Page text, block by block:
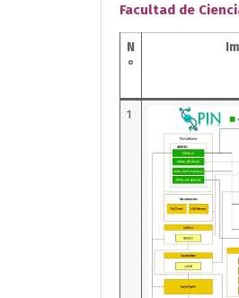
Facultad de
N
°
1